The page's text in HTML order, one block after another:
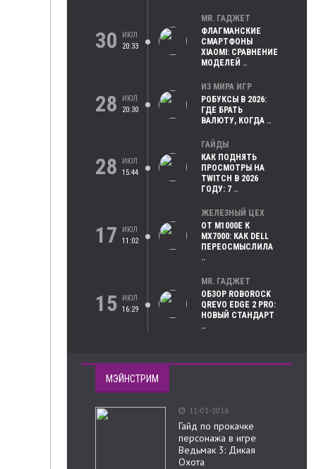
30
ИЮЛ
20:33
MR. ГАДЖЕТ
ФЛАГМАНСКИЕ
СМАРТФОНЫ
XIAOMI: СРАВНЕНИЕ
МОДЕЛЕЙ ..
28
ИЮЛ
20:30
ИЗ МИРА ИГР
РОБУКСЫ В 2026:
ГДЕ БРАТЬ
ВАЛЮТУ, КОГДА ..
28
ИЮЛ
15:44
ГАЙДЫ
КАК ПОДНЯТЬ
ПРОСМОТРЫ НА
TWITCH В 2026
ГОДУ: 7 ..
17
ИЮЛ
11:02
ЖЕЛЕЗНЫЙ ЦЕХ
ОТ M1000E К
MX7000: КАК DELL
ПЕРЕОСМЫСЛИЛА
..
15
ИЮЛ
16:29
MR. ГАДЖЕТ
ОБЗОР ROBOROCK
QREVO EDGE 2 PRO:
НОВЫЙ СТАНДАРТ
..
МЭЙНСТРИМ
11-01-2016
Гайд по прокачке
персонажа в игре
Ведьмак 3: Дикая
Охота